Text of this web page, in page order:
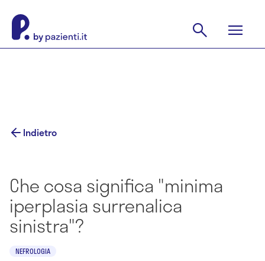
Indietro
Che cosa significa "minima
iperplasia surrenalica
sinistra"?
NEFROLOGIA